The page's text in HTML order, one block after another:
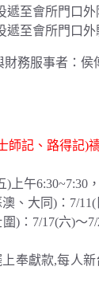
遞至會所門口外
遞至會所門口外
務服事者：侯
師記、路得記)
午6:30~7:30
大同)：7/11(
)：7/17(六)～
奉獻款,每人